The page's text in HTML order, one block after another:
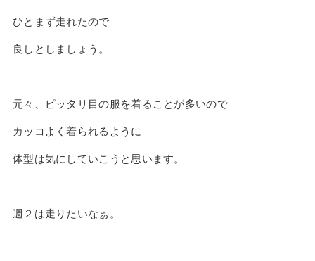
ひとまず走れたので
良しとしましょう。
元々、ピッタリ目の服を着ることが多いので
カッコよく着られるように
体型は気にしていこうと思います。
週２は走りたいなぁ。